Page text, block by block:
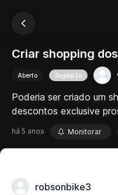
Criar shopping
Aberto Sugestão
Poderia ser criado um
descontos exclusive
há 5 anos Monitorar
robsonbike3